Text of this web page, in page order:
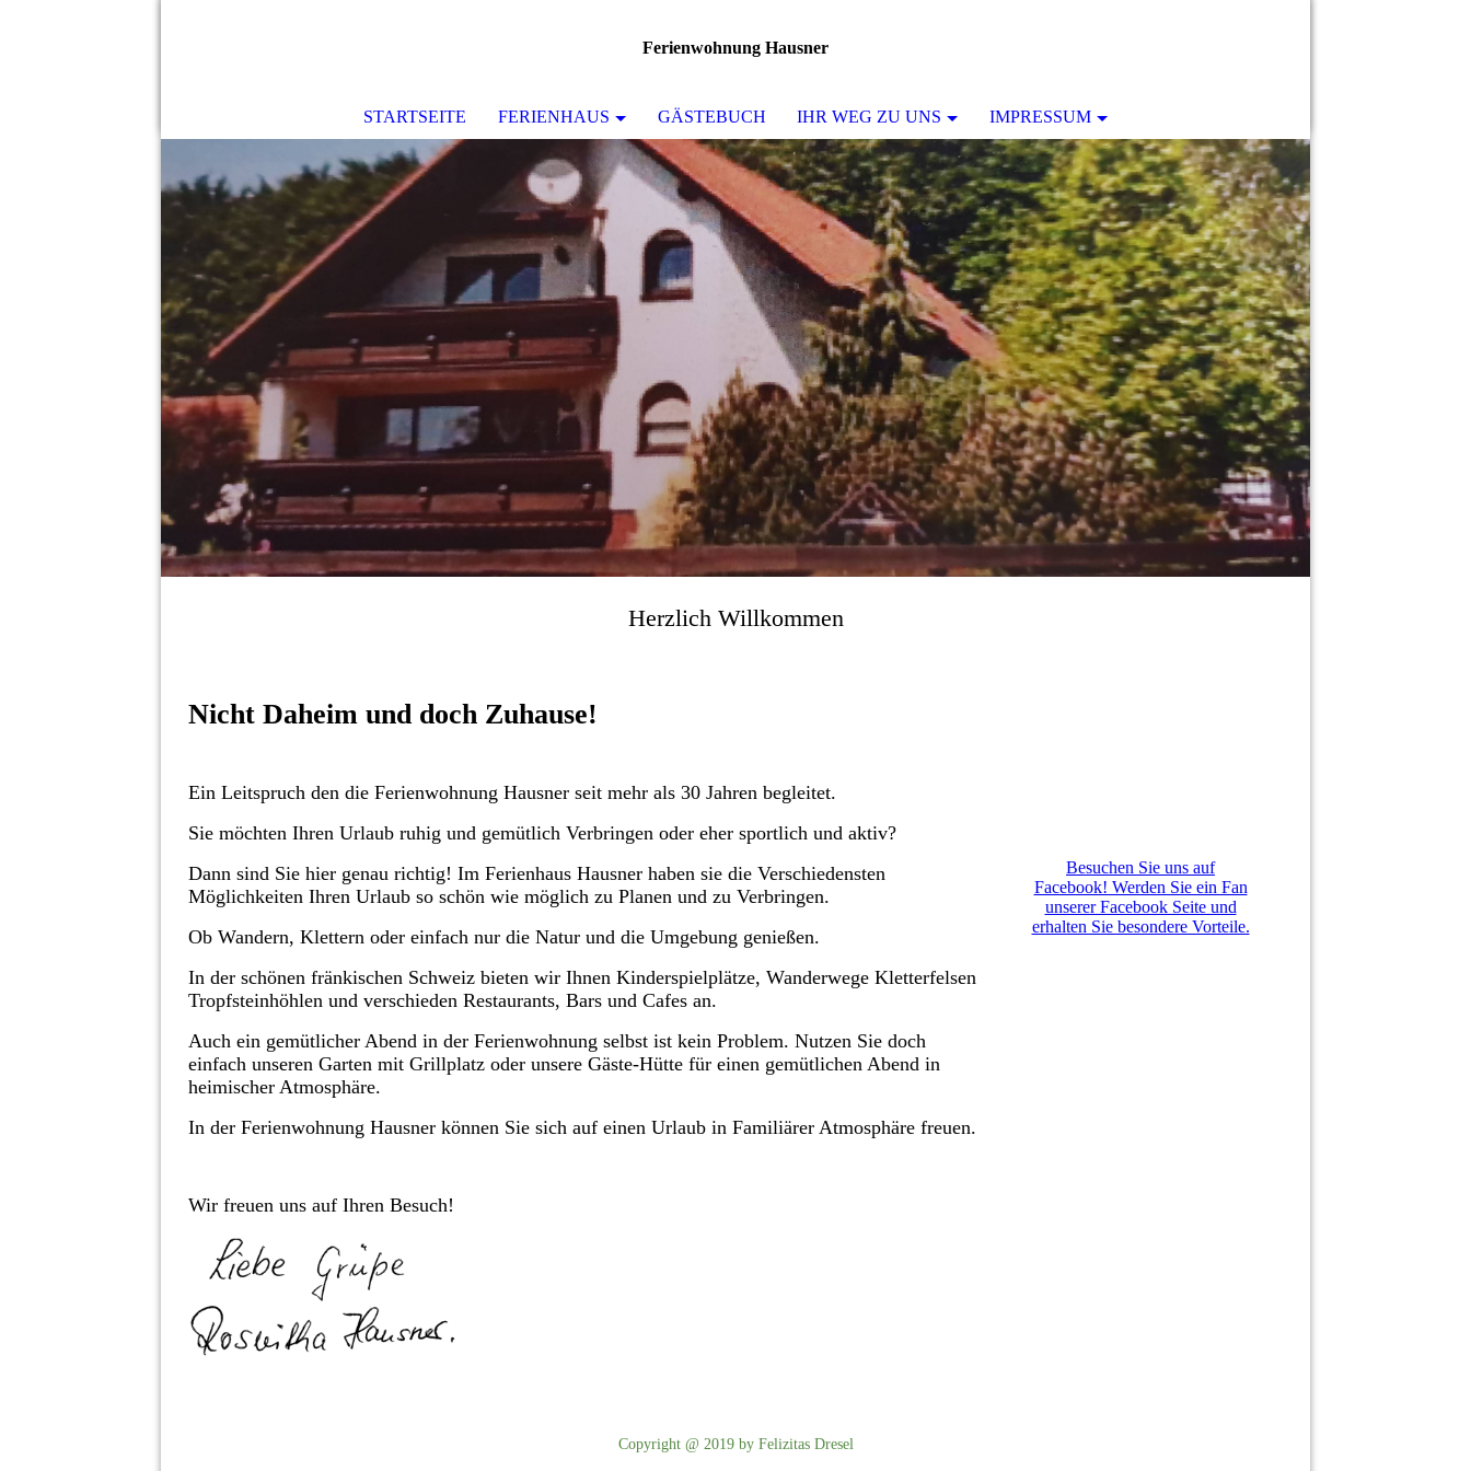
Ferienwohnung Hausner
STARTSEITE FERIENHAUS GÄSTEBUCH IHR WEG ZU UNS IMPRESSUM
Herzlich Willkommen
Nicht Daheim und doch Zuhause!
Ein Leitspruch den die Ferienwohnung Hausner seit mehr als 30 Jahren begleitet.
Sie möchten Ihren Urlaub ruhig und gemütlich Verbringen oder eher sportlich und aktiv?
Dann sind Sie hier genau richtig! Im Ferienhaus Hausner haben sie die Verschiedensten
Möglichkeiten Ihren Urlaub so schön wie möglich zu Planen und zu Verbringen.
Ob Wandern, Klettern oder einfach nur die Natur und die Umgebung genießen.
In der schönen fränkischen Schweiz bieten wir Ihnen Kinderspielplätze, Wanderwege Kletterfelsen
Tropfsteinhöhlen und verschieden Restaurants, Bars und Cafes an.
Auch ein gemütlicher Abend in der Ferienwohnung selbst ist kein Problem. Nutzen Sie doch
einfach unseren Garten mit Grillplatz oder unsere Gäste-Hütte für einen gemütlichen Abend in
heimischer Atmosphäre.
In der Ferienwohnung Hausner können Sie sich auf einen Urlaub in Familiärer Atmosphäre freuen.
Wir freuen uns auf Ihren Besuch!
Besuchen Sie uns auf
Facebook! Werden Sie ein Fan
unserer Facebook Seite und
erhalten Sie besondere Vorteile.
Copyright @ 2019 by Felizitas Dresel